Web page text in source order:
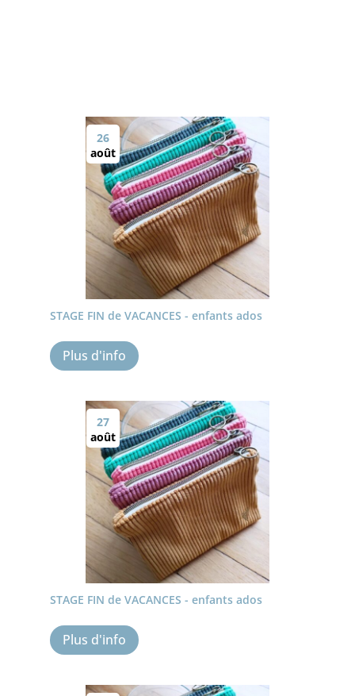
26
août
STAGE FIN de VACANCES - enfants ados
Plus d'info
27
août
STAGE FIN de VACANCES - enfants ados
Plus d'info